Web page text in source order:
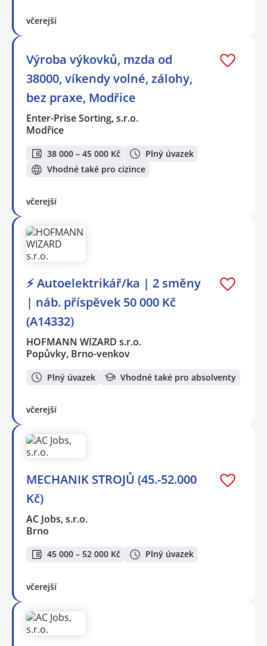
včerejší
Výroba výkovků, mzda od
38000, víkendy volné, zálohy,
bez praxe, Modřice
Enter-Prise Sorting, s.r.o.
Modřice
38 000 – 45 000 Kč
Plný úvazek
Vhodné také pro cizince
včerejší
⚡ Autoelektrikář/ka | 2 směny
| náb. příspěvek 50 000 Kč
(A14332)
HOFMANN WIZARD s.r.o.
Popůvky, Brno-venkov
Plný úvazek Vhodné také pro absolventy
včerejší
MECHANIK STROJŮ (45.-52.000
Kč)
AC Jobs, s.r.o.
Brno
45 000 – 52 000 Kč Plný úvazek
včerejší